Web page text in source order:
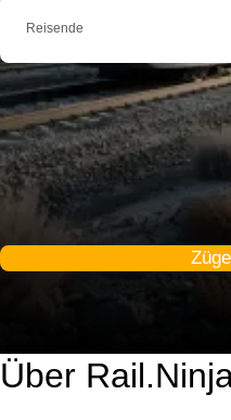
Reisende
Über